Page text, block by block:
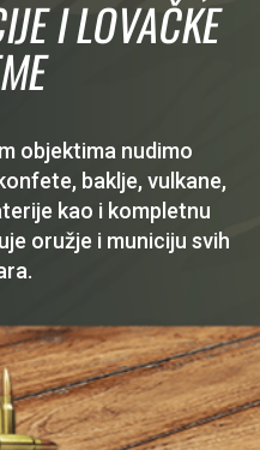
I LOVAČKE
objektima nudimo
baklje, vulkane,
kao i kompletnu
oružje i municiju svih